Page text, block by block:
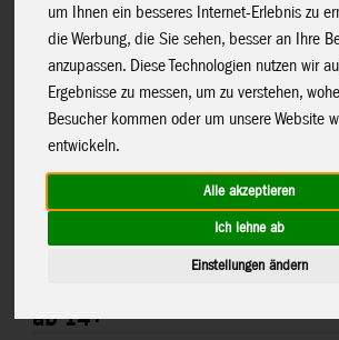
um Ihnen ein besseres Internet-Erlebnis zu
die Werbung, die Sie sehen, besser an Ihre
anzupassen. Diese Technologien nutzen wir
Ergebnisse zu messen, um zu verstehen,
Besucher kommen oder um unsere Website
entwickeln.
Alle akzeptieren
Ich lehne ab
Einstellungen ändern
Home>Windspiele
Kinetic Art: Metal Wind Spinner:
ab 14+